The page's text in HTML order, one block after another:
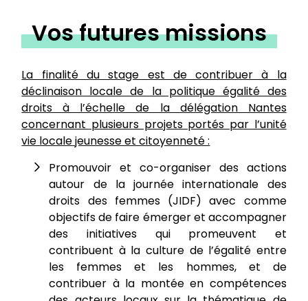
Vos futures missions
La finalité du stage est de contribuer à la
déclinaison locale de la politique égalité des
droits à l’échelle de la délégation Nantes
concernant plusieurs projets portés par l’unité
vie locale jeunesse et citoyenneté :
Promouvoir et co-organiser des actions
autour de la journée internationale des
droits des femmes (JIDF) avec comme
objectifs de faire émerger et accompagner
des initiatives qui promeuvent et
contribuent à la culture de l’égalité entre
les femmes et les hommes, et de
contribuer à la montée en compétences